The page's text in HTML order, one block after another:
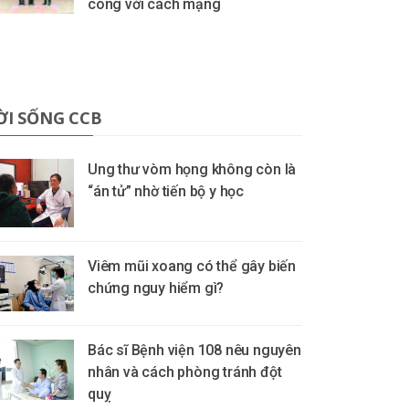
công với cách mạng
SỐNG CCB
Ung thư vòm họng không còn là
“án tử” nhờ tiến bộ y học
Viêm mũi xoang có thể gây biến
chứng nguy hiểm gì?
Bác sĩ Bệnh viện 108 nêu nguyên
nhân và cách phòng tránh đột
quỵ